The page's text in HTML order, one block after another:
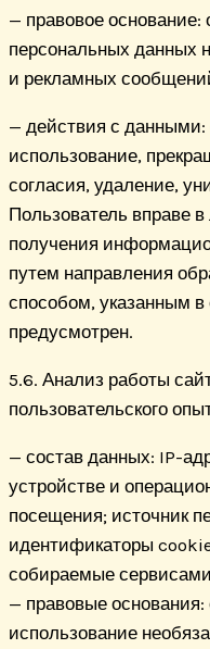
— правовое основание:
персональных данных
и рекламных
— действия с данными:
использование,
согласия, удаление,
Пользователь вправе
получения
путем направления
способом, указанным
предусмотрен.
5.6. Анализ работы
пользовательского
— состав данных: IP-
устройстве и
посещения; источник
идентификаторы
собираемые
— правовые основания:
использование